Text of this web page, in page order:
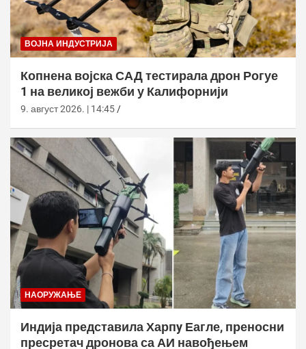
ВОЈНА ИНДУСТРИЈА
Копнена војска САД тестирала дрон Рогуе
1 на великој вежби у Калифорнији
9. август 2026. | 14:45
НАОРУЖАЊЕ
Индија представила Харпy Еагле, преносни
пресретач дронова са АИ навођењем